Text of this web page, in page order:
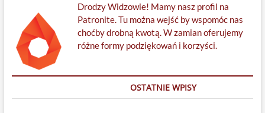
Drodzy Widzowie! Mamy nasz profil na
Patronite. Tu można wejść by wspomóc nas
choćby drobną kwotą. W zamian oferujemy
różne formy podziękowań i korzyści.
OSTATNIE WPISY